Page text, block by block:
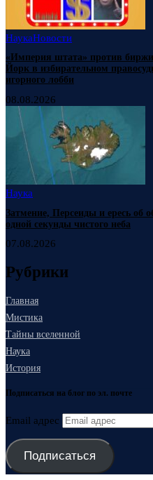
НаукаНовости
«Империя штата» против
Йорк в избирательном
игорного лобби
08.08.2026
Наука
Затмение, Персеиды и ересь об
одной секунды чистого неба
07.08.2026
Рубрики
Главная
Мистика
Тайны вселенной
Наука
История
Подписаться на блог по эл. почте
Email адрес
Подписаться